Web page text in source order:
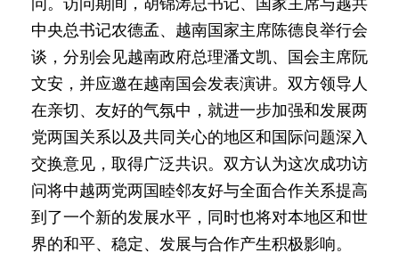
问。访问期间，胡锦涛总书记、国家主席与越共
中央总书记农德孟、越南国家主席陈德良举行会
谈，分别会见越南政府总理潘文凯、国会主席阮
文安，并应邀在越南国会发表演讲。双方领导人
在亲切、友好的气氛中，就进一步加强和发展两
党两国关系以及共同关心的地区和国际问题深入
交换意见，取得广泛共识。双方认为这次成功访
问将中越两党两国睦邻友好与全面合作关系提高
到了一个新的发展水平，同时也将对本地区和世
界的和平、稳定、发展与合作产生积极影响。